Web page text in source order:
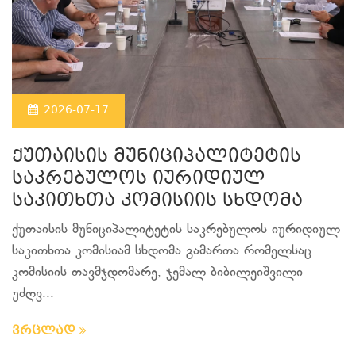
2026-07-17
ქუთაისის მუნიციპალიტეტის
საკრებულოს იურიდიულ
საკითხთა კომისიის სხდომა
ქუთაისის მუნიციპალიტეტის საკრებულოს იურიდიულ
საკითხთა კომისიამ სხდომა გამართა რომელსაც
კომისიის თავმჯდომარე, ჯემალ ბიბილეიშვილი
უძღვ...
ვრცლად